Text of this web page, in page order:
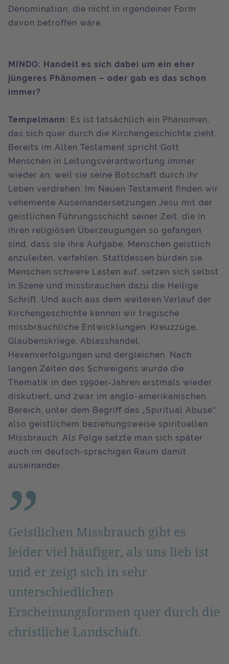
Denomination, die nicht in irgendeiner Form
davon betroffen wäre.
MINDO: Handelt es sich dabei um ein eher
jüngeres Phänomen – oder gab es das schon
immer?
Tempelmann: Es ist tatsächlich ein Phänomen,
das sich quer durch die Kirchengeschichte zieht.
Bereits im Alten Testament spricht Gott
Menschen in Leitungsverantwortung immer
wieder an, weil sie seine Botschaft durch ihr
Leben verdrehen. Im Neuen Testament finden wir
vehemente Auseinandersetzungen Jesu mit der
geistlichen Führungsschicht seiner Zeit, die in
ihren religiösen Überzeugungen so gefangen
sind, dass sie ihre Aufgabe, Menschen geistlich
anzuleiten, verfehlen. Stattdessen bürden sie
Menschen schwere Lasten auf, setzen sich selbst
in Szene und missbrauchen dazu die Heilige
Schrift. Und auch aus dem weiteren Verlauf der
Kirchengeschichte kennen wir tragische
missbräuchliche Entwicklungen: Kreuzzüge,
Glaubenskriege, Ablasshandel,
Hexenverfolgungen und dergleichen. Nach
langen Zeiten des Schweigens wurde die
Thematik in den 1990er-Jahren erstmals wieder
diskutiert, und zwar im anglo-amerikanischen
Bereich, unter dem Begriff des „Spiritual Abuse“,
also geistlichem beziehungsweise spirituellen
Missbrauch. Als Folge setzte man sich später
auch im deutsch-sprachigen Raum damit
auseinander.
Geistlichen Missbrauch gibt es
leider viel häufiger, als uns lieb ist
und er zeigt sich in sehr
unterschiedlichen
Erscheinungsformen quer durch die
christliche Landschaft.